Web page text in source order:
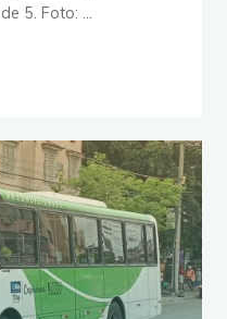
5. Foto: …